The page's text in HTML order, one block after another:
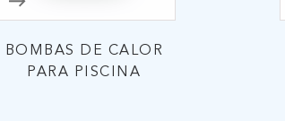
BOMBAS DE CALOR
PARA PISCINA